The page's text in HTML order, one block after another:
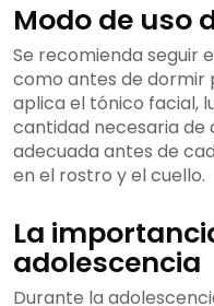
Modo de uso
Se recomienda seguir
como antes de dormir
aplica el tónico facial,
cantidad necesaria de
adecuada antes de
en el rostro y el cuello.
La
adolescencia
Durante la